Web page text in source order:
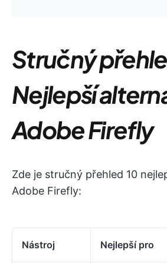
Stručný
Nejlepší
Adobe Firefly
Zde je stručný přehled 10
Adobe Firefly:
Nástroj Nejlepší pro